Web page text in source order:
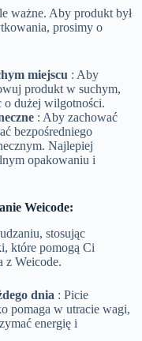
ważne. Aby produkt był
prosimy o
miejscu : Aby
produkt w suchym,
o dużej wilgotności.
: Aby zachować
bezpośredniego
Najlepiej
opakowaniu i
Weicode:
stosując
które pomogą Ci
z Weicode.
dnia : Picie
pomaga w utracie wagi,
energię i